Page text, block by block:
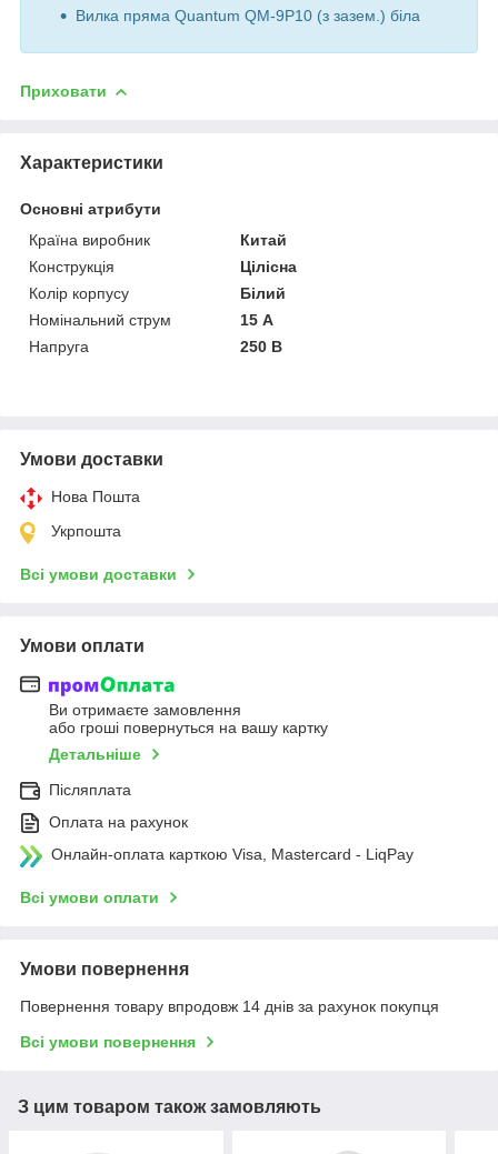
Вилка пряма Quantum QM-9P10 (з зазем.) біла
Приховати
Характеристики
Основні атрибути
Країна виробник
Китай
Конструкція
Цілісна
Колір корпусу
Білий
Номінальний струм
15 А
Напруга
250 В
Умови доставки
Нова Пошта
Укрпошта
Всі умови доставки
Умови оплати
Ви отримаєте замовлення
або гроші повернуться на вашу картку
Детальніше
Післяплата
Оплата на рахунок
Онлайн-оплата карткою Visa, Mastercard - LiqPay
Всі умови оплати
Умови повернення
Повернення товару впродовж 14 днів за рахунок покупця
Всі умови повернення
З цим товаром також замовляють